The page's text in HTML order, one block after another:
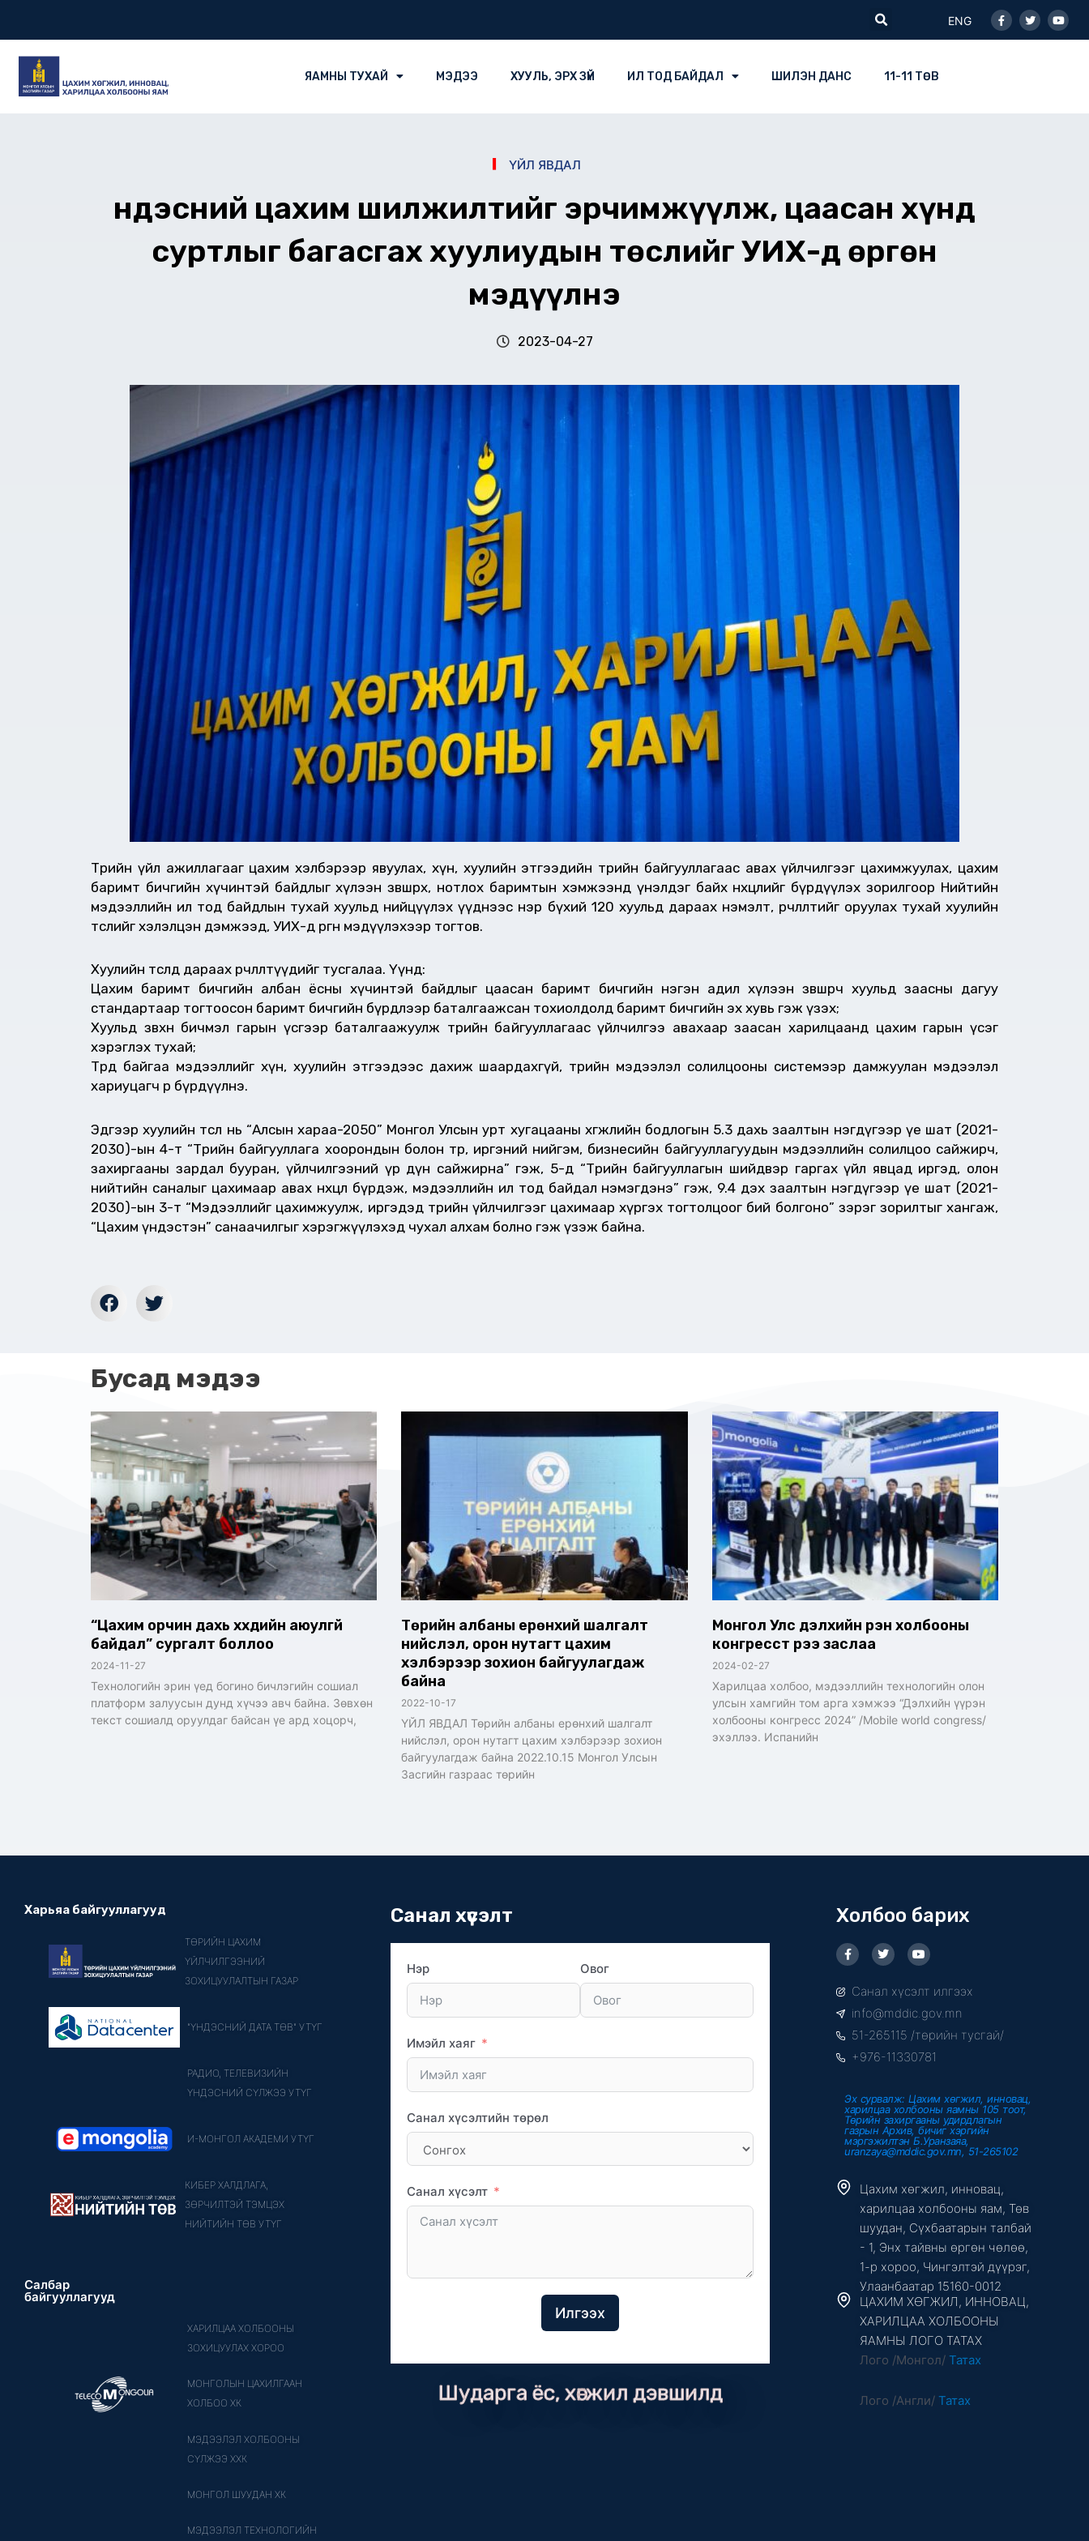
Search
ENG
f
ЯАМНЫ ТУХАЙ МЭДЭЭ ХУУЛЬ, ЭРХ ЗҮЙ ИЛ ТОД БАЙДАЛ ШИЛЭН ДАНС 11-11 ТӨВ
ҮЙЛ ЯВДАЛ
Үндэсний цахим шилжилтийг эрчимжүүлж, цаасан хүнд
суртлыг багасгах хуулиудын төслийг УИХ-д өргөн
мэдүүлнэ
2023-04-27
Төрийн үйл ажиллагааг цахим хэлбэрээр явуулах, хүн, хуулийн этгээдийн төрийн байгууллагаас авах үйлчилгээг цахимжуулах, цахим
баримт бичгийн хүчинтэй байдлыг хүлээн зөвшөөрөх, нотлох баримтын хэмжээнд үнэлдэг байх нөхцөлийг бүрдүүлэх зорилгоор Нийтийн
мэдээллийн ил тод байдлын тухай хуульд нийцүүлэх үүднээс нэр бүхий 120 хуульд дараах нэмэлт, өөрчлөлтийг оруулах тухай хуулийн
төслийг хэлэлцэн дэмжээд, УИХ-д өргөн мэдүүлэхээр тогтов.
Хуулийн төсөлд дараах өөрчлөлтүүдийг тусгалаа. Үүнд:
Цахим баримт бичгийн албан ёсны хүчинтэй байдлыг цаасан баримт бичгийн нэгэн адил хүлээн зөвшөөрч хуульд заасны дагуу
стандартаар тогтоосон баримт бичгийн бүрдлээр баталгаажсан тохиолдолд баримт бичгийн эх хувь гэж үзэх;
Хуульд зөвхөн бичмэл гарын үсгээр баталгаажуулж төрийн байгууллагаас үйлчилгээ авахаар заасан харилцаанд цахим гарын үсэг
хэрэглэх тухай;
Төрд байгаа мэдээллийг хүн, хуулийн этгээдээс дахиж шаардахгүй, төрийн мэдээлэл солилцооны системээр дамжуулан мэдээлэл
хариуцагч өөрөө бүрдүүлнэ.
Эдгээр хуулийн төсөл нь “Алсын хараа-2050” Монгол Улсын урт хугацааны хөгжлийн бодлогын 5.3 дахь заалтын нэгдүгээр үе шат (2021-
2030)-ын 4-т “Төрийн байгууллага хоорондын болон төр, иргэний нийгэм, бизнесийн байгууллагуудын мэдээллийн солилцоо сайжирч,
захиргааны зардал бууран, үйлчилгээний үр дүн сайжирна” гэж, 5-д “Төрийн байгууллагын шийдвэр гаргах үйл явцад иргэд, олон
нийтийн саналыг цахимаар авах нөхцөл бүрдэж, мэдээллийн ил тод байдал нэмэгдэнэ” гэж, 9.4 дэх заалтын нэгдүгээр үе шат (2021-
2030)-ын 3-т “Мэдээллийг цахимжуулж, иргэдэд төрийн үйлчилгээг цахимаар хүргэх тогтолцоог бий болгоно” зэрэг зорилтыг хангаж,
“Цахим үндэстэн” санаачилгыг хэрэгжүүлэхэд чухал алхам болно гэж үзэж байна.
Бусад мэдээ
“Цахим орчин дахь хүүхдийн аюулгүй
байдал” сургалт боллоо
2024-11-27
Технологийн эрин үед богино бичлэгийн сошиал
платформ залуусын дунд хүчээ авч байна. Зөвхөн
текст сошиалд оруулдаг байсан үе ард хоцорч,
Төрийн албаны ерөнхий шалгалт
нийслэл, орон нутагт цахим
хэлбэрээр зохион байгуулагдаж
байна
2022-10-17
ҮЙЛ ЯВДАЛ Төрийн албаны ерөнхий шалгалт
нийслэл, орон нутагт цахим хэлбэрээр зохион
байгуулагдаж байна 2022.10.15 Монгол Улсын
Засгийн газраас төрийн
Монгол Улс дэлхийн үүрэн холбооны
конгресст үүрээ заслаа
2024-02-27
Харилцаа холбоо, мэдээллийн технологийн олон
улсын хамгийн том арга хэмжээ “Дэлхийн үүрэн
холбооны конгресс 2024” /Mobile world congress/
эхэллээ. Испанийн
Харьяа байгууллагууд
ТӨРИЙН ЦАХИМ
ҮЙЛЧИЛГЭЭНИЙ
ЗОХИЦУУЛАЛТЫН ГАЗАР
"ҮНДЭСНИЙ ДАТА ТӨВ" УТҮГ
РАДИО, ТЕЛЕВИЗИЙН
ҮНДЭСНИЙ СҮЛЖЭЭ УТҮГ
И-МОНГОЛ АКАДЕМИ УТҮГ
КИБЕР ХАЛДЛАГА,
ЗӨРЧИЛТЭЙ ТЭМЦЭХ
НИЙТИЙН ТӨВ УТҮГ
Салбар
байгууллагууд
ХАРИЛЦАА ХОЛБООНЫ
ЗОХИЦУУЛАХ ХОРОО
МОНГОЛЫН ЦАХИЛГААН
ХОЛБОО ХК
МЭДЭЭЛЭЛ ХОЛБООНЫ
СҮЛЖЭЭ ХХК
МОНГОЛ ШУУДАН ХК
МЭДЭЭЛЭЛ ТЕХНОЛОГИЙН
Санал хүсэлт
Нэр Овог
Имэйл хаяг
Санал хүсэлтийн төрөл
Санал хүсэлт
Илгээх
Шударга ёс, хөгжил дэвшилд
Холбоо барих
F
a
c
b
o
T
w
i
t
r
Y
o
u
u
e
Санал хүсэлт илгээх
info@mddic.gov.mn
51-265115 /төрийн тусгай/
+976-11330781
Эх сурвалж: Цахим хөгжил, инновац,
харилцаа холбооны яамны 105 тоот,
Төрийн захиргааны удирдлагын
газрын Архив, бичиг хэргийн
мэргэжилтэн Б.Уранзаяа,
uranzaya@mddic.gov.mn, 51-265102
Цахим хөгжил, инновац,
харилцаа холбооны яам, Төв
шуудан, Сүхбаатарын талбай
- 1, Энх тайвны өргөн чөлөө,
1-р хороо, Чингэлтэй дүүрэг,
Улаанбаатар 15160-0012
ЦАХИМ ХӨГЖИЛ, ИННОВАЦ,
ХАРИЛЦАА ХОЛБООНЫ
ЯАМНЫ ЛОГО ТАТАХ
Лого /Монгол/Татах
Лого /Англи/Татах